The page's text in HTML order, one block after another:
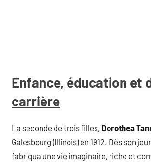
Enfance, éducation et
carrière
La seconde de trois filles, Dorothea
Galesbourg (Illinois) en 1912. Dès son
fabriqua une vie imaginaire, riche et